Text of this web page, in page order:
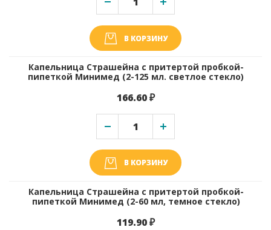
В КОРЗИНУ
Капельница Страшейна с притертой пробкой-
пипеткой Минимед (2-125 мл. светлое стекло)
166.60 ₽
В КОРЗИНУ
Капельница Страшейна с притертой пробкой-
пипеткой Минимед (2-60 мл, темное стекло)
119.90 ₽